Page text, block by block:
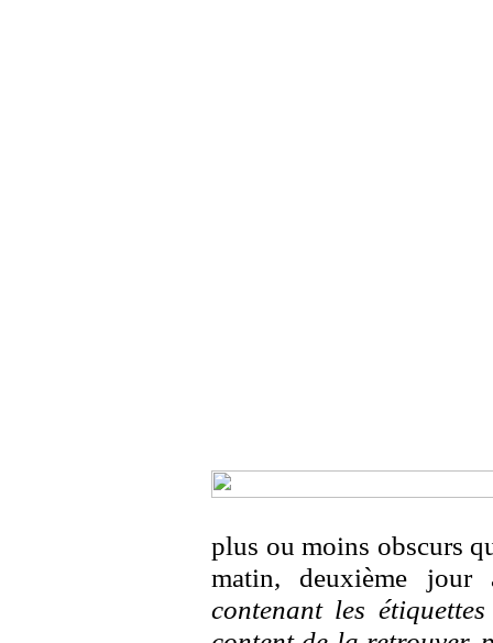
plus ou moins obscurs
matin, deuxième
contenant les